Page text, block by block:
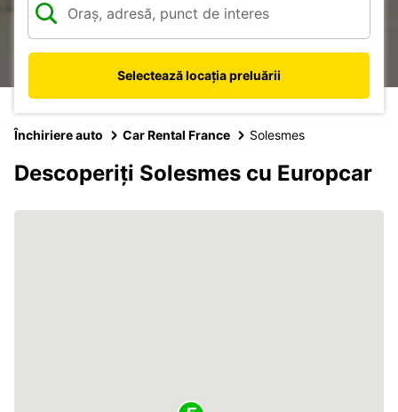
Selectează locația preluării
Închiriere auto Car Rental France Solesmes
Descoperiți Solesmes cu Europcar